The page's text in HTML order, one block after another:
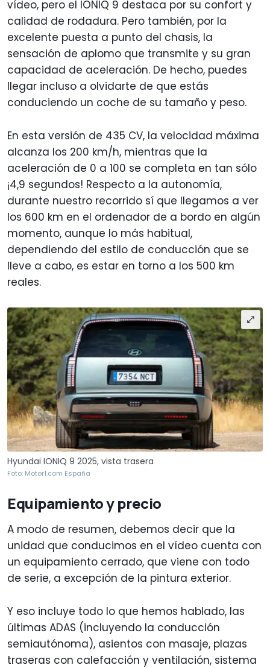
vídeo, pero el IONIQ 9 destaca por su confort y
calidad de rodadura. Pero también, por la
excelente puesta a punto del chasis, la
sensación de aplomo que transmite y su gran
capacidad de aceleración. De hecho, puedes
llegar incluso a olvidarte de que estás
conduciendo un coche de su tamaño y peso.
En esta versión de 435 CV, la velocidad máxima
alcanza los 200 km/h, mientras que la
aceleración de 0 a 100 se completa en tan sólo
¡4,9 segundos! Respecto a la autonomía,
durante nuestro recorrido sí que llegamos a ver
los 600 km en el ordenador de a bordo en algún
momento, aunque lo más habitual,
dependiendo del estilo de conducción que se
lleve a cabo, es estar en torno a los 500 km
reales.
Hyundai IONIQ 9 2025, vista trasera
Foto: Motor1.com España
Equipamiento y precio
A modo de resumen, debemos decir que la
unidad que conducimos en el vídeo cuenta con
un equipamiento cerrado, que viene con todo
de serie, a excepción de la pintura exterior.
Y eso incluye todo lo que hemos hablado, las
últimas ADAS (incluyendo la conducción
semiautónoma), asientos con masaje, plazas
traseras con calefacción y ventilación, sistema